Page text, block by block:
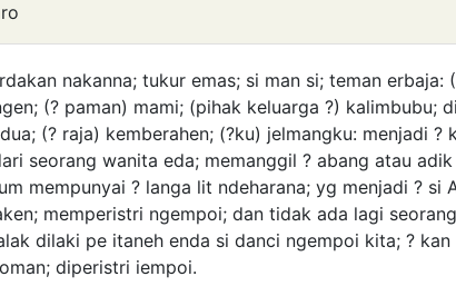
nakanna; tukur emas; si man si; teman erbaja:
(? paman) mami; (pihak keluarga ?) kalimbubu;
(? raja) kemberahen; (?ku) jelmangku: menjadi ?
seorang wanita eda; memanggil ? abang atau
mempunyai ? langa lit ndeharana; yg menjadi ? si
memperistri ngempoi; dan tidak ada lagi
dilaki pe itaneh enda si danci ngempoi kita; ?
diperistri iempoi.